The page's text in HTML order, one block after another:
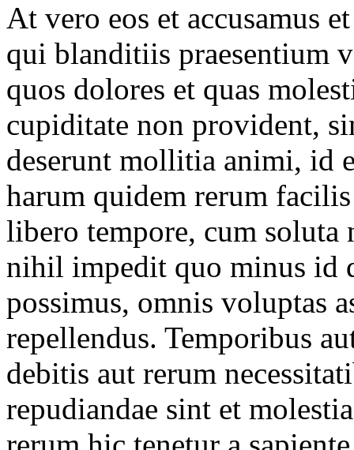
At vero eos et accusamus
qui blanditiis praesentium
quos dolores et quas
cupiditate non provident,
deserunt mollitia animi, id
harum quidem rerum
libero tempore, cum soluta
nihil impedit quo minus id
possimus, omnis voluptas
repellendus. Temporibus
debitis aut rerum
repudiandae sint et